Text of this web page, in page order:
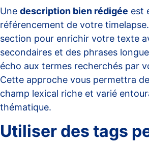
Une description bien rédigée est
référencement de votre
section pour enrichir votre texte
secondaires et des phrases
écho aux termes recherchés par
Cette approche vous permettra
champ lexical riche et varié
thématique.
Utiliser des tags